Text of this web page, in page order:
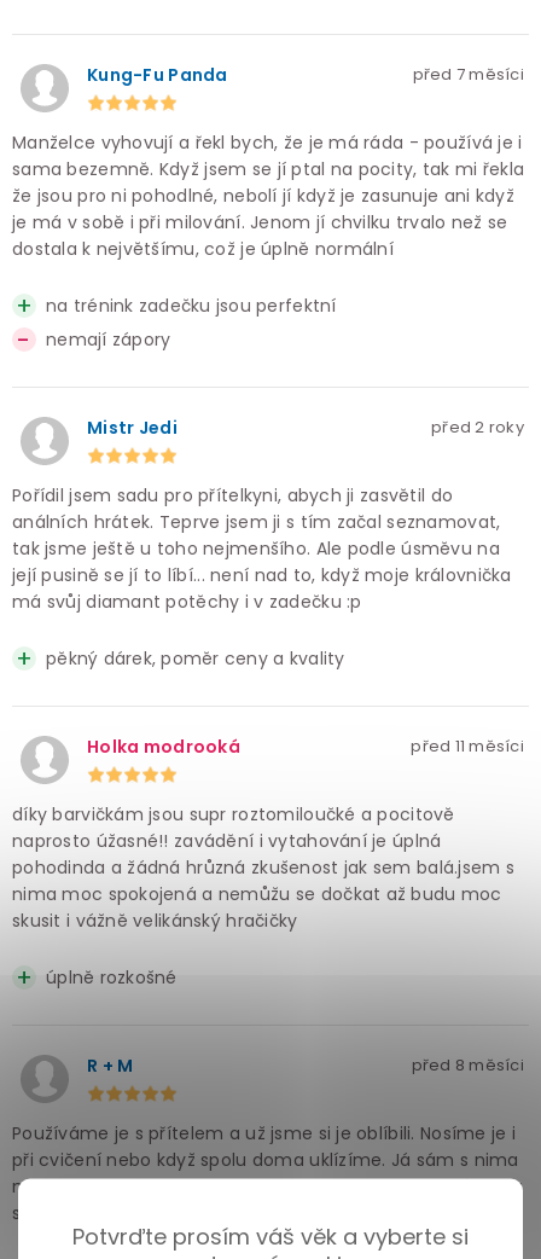
Potvrďte prosím váš věk a vyberte si
Kung-Fu Panda před 7 měsíci
Manželce vyhovují a řekl bych, že je má ráda - používá je i
sama bezemně. Když jsem se jí ptal na pocity, tak mi řekla
že jsou pro ni pohodlné, nebolí jí když je zasunuje ani když
je má v sobě i při milování. Jenom jí chvilku trvalo než se
dostala k největšímu, což je úplně normální
na trénink zadečku jsou perfektní
nemají zápory
Mistr Jedi před 2 roky
Pořídil jsem sadu pro přítelkyni, abych ji zasvětil do
análních hrátek. Teprve jsem ji s tím začal seznamovat,
tak jsme ještě u toho nejmenšího. Ale podle úsměvu na
její pusině se jí to líbí... není nad to, když moje královnička
má svůj diamant potěchy i v zadečku :p
pěkný dárek, poměr ceny a kvality
Holka modrooká před 11 měsíci
díky barvičkám jsou supr roztomiloučké a pocitově
naprosto úžasné!! zavádění i vytahování je úplná
pohodinda a žádná hrůzná zkušenost jak sem balá.jsem s
nima moc spokojená a nemůžu se dočkat až budu moc
skusit i vážně velikánský hračičky
úplně rozkošné
R + M před 8 měsíci
Používáme je s přítelem a už jsme si je oblíbili. Nosíme je i
při cvičení nebo když spolu doma uklízíme. Já sám s nima
nemám problém i sedět a nejdéle jsem ten největší měl v
sobě skoro celý den.